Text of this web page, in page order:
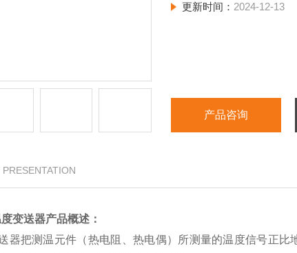
更新时间： 2024-12-13
产品咨询
变送器产品概述：
器把测温元件（热电阻、热电偶）所测量的温度信号正